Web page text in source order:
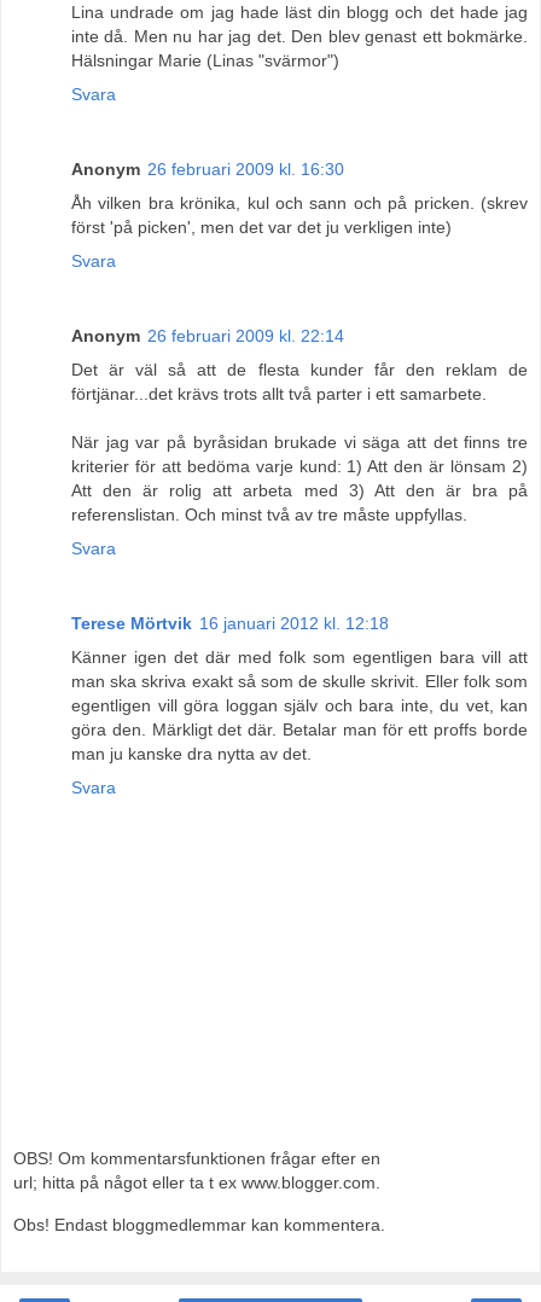
Lina undrade om jag hade läst din blogg och det hade jag
inte då. Men nu har jag det. Den blev genast ett bokmärke.
Hälsningar Marie (Linas "svärmor")
Svara
Anonym 26 februari 2009 kl. 16:30
Åh vilken bra krönika, kul och sann och på pricken. (skrev
först 'på picken', men det var det ju verkligen inte)
Svara
Anonym 26 februari 2009 kl. 22:14
Det är väl så att de flesta kunder får den reklam de
förtjänar...det krävs trots allt två parter i ett samarbete.
När jag var på byråsidan brukade vi säga att det finns tre
kriterier för att bedöma varje kund: 1) Att den är lönsam 2)
Att den är rolig att arbeta med 3) Att den är bra på
referenslistan. Och minst två av tre måste uppfyllas.
Svara
Terese Mörtvik 16 januari 2012 kl. 12:18
Känner igen det där med folk som egentligen bara vill att
man ska skriva exakt så som de skulle skrivit. Eller folk som
egentligen vill göra loggan själv och bara inte, du vet, kan
göra den. Märkligt det där. Betalar man för ett proffs borde
man ju kanske dra nytta av det.
Svara
OBS! Om kommentarsfunktionen frågar efter en
url; hitta på något eller ta t ex www.blogger.com.
Obs! Endast bloggmedlemmar kan kommentera.